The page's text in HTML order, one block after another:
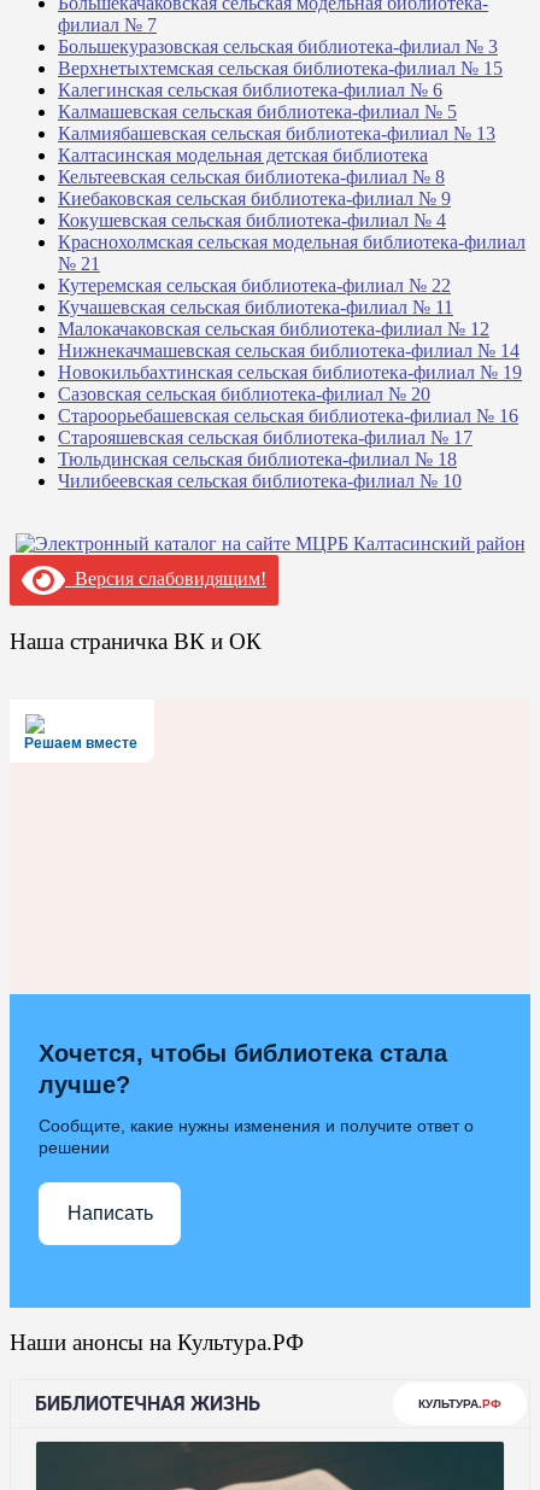
филиал № 7
Большекуразовская сельская библиотека-филиал № 3
Верхнетыхтемская сельская библиотека-филиал № 15
Калегинская сельская библиотека-филиал № 6
Калмашевская сельская библиотека-филиал № 5
Калмиябашевская сельская библиотека-филиал № 13
Калтасинская модельная детская библиотека
Кельтеевская сельская библиотека-филиал № 8
Киебаковская сельская библиотека-филиал № 9
Кокушевская сельская библиотека-филиал № 4
Краснохолмская сельская модельная библиотека-филиал
№ 21
Кутеремская сельская библиотека-филиал № 22
Кучашевская сельская библиотека-филиал № 11
Малокачаковская сельская библиотека-филиал № 12
Нижнекачмашевская сельская библиотека-филиал № 14
Новокильбахтинская сельская библиотека-филиал № 19
Сазовская сельская библиотека-филиал № 20
Староорьебашевская сельская библиотека-филиал № 16
Старояшевская сельская библиотека-филиал № 17
Тюльдинская сельская библиотека-филиал № 18
Чилибеевская сельская библиотека-филиал № 10
Версия слабовидящим!
Наша страничка ВК и ОК
Решаем вместе
Хочется, чтобы библиотека стала
лучше?
Сообщите, какие нужны изменения и получите ответ о
решении
Написать
Наши анонсы на Культура.РФ